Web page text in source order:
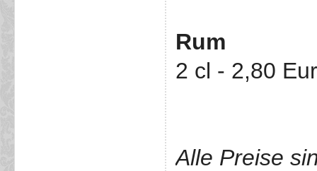
Rum
2 cl - 2,80
Alle Preise